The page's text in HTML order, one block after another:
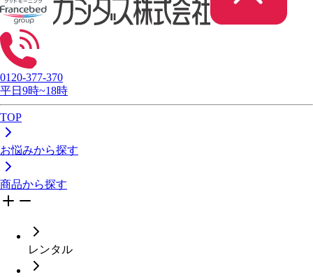
0120-377-370
平日9時~18時
TOP
お悩みから探す
商品から探す
レンタル